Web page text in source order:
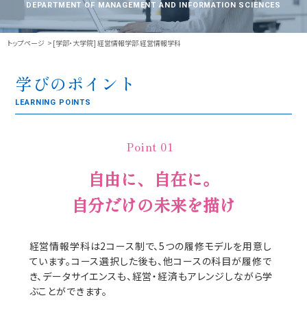
DEPARTMENT OF MANAGEMENT AND INFORMATION SCIENCES
トップページ [学部・大学院] 経営情報学部 経営情報学科
学びのポイント
LEARNING POINTS
Point 01
自由に、自在に。
自分だけの未来を描け
経営情報学科は2コース制で、5つの履修モデルを用意し
ています。コース選択した後も、他コースの科目が履修で
き、データサイエンスも、経営・経済もアレンジしながら学
ぶことができます。